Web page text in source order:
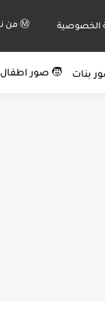
الخصوصية Ⓜ️ من نحن ؟
بنات 🧒 صور اطفال